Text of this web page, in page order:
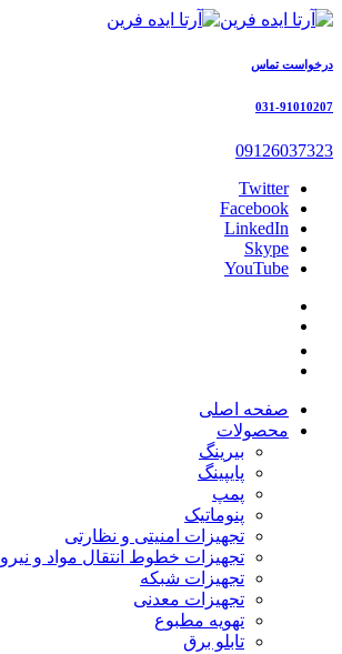
درخواست تماس
031-91010207
09126037323
Twitter
Facebook
LinkedIn
Skype
YouTube
صفحه اصلی
محصولات
بیرینگ
پایپینگ
پمپ
پنوماتیک
تجهیزات امنیتی و نظارتی
تجهیزات خطوط انتقال مواد و نیرو
تجهیزات شبکه
تجهیزات معدنی
تهویه مطبوع
تابلو برق